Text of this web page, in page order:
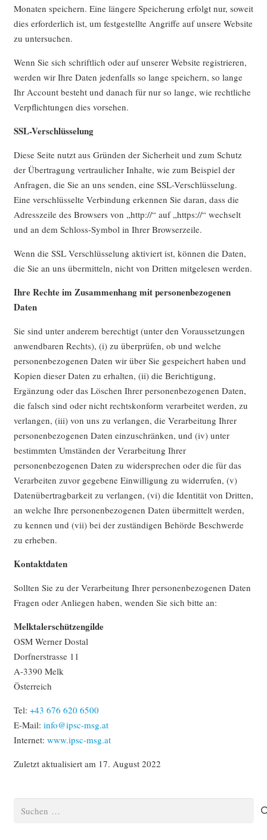
Monaten speichern. Eine längere Speicherung erfolgt nur, soweit
dies erforderlich ist, um festgestellte Angriffe auf unsere Website
zu untersuchen.
Wenn Sie sich schriftlich oder auf unserer Website registrieren,
werden wir Ihre Daten jedenfalls so lange speichern, so lange
Ihr Account besteht und danach für nur so lange, wie rechtliche
Verpflichtungen dies vorsehen.
SSL-Verschlüsselung
Diese Seite nutzt aus Gründen der Sicherheit und zum Schutz
der Übertragung vertraulicher Inhalte, wie zum Beispiel der
Anfragen, die Sie an uns senden, eine SSL-Verschlüsselung.
Eine verschlüsselte Verbindung erkennen Sie daran, dass die
Adresszeile des Browsers von „http://“ auf „https://“ wechselt
und an dem Schloss-Symbol in Ihrer Browserzeile.
Wenn die SSL Verschlüsselung aktiviert ist, können die Daten,
die Sie an uns übermitteln, nicht von Dritten mitgelesen werden.
Ihre Rechte im Zusammenhang mit personenbezogenen
Daten
Sie sind unter anderem berechtigt (unter den Voraussetzungen
anwendbaren Rechts), (i) zu überprüfen, ob und welche
personenbezogenen Daten wir über Sie gespeichert haben und
Kopien dieser Daten zu erhalten, (ii) die Berichtigung,
Ergänzung oder das Löschen Ihrer personenbezogenen Daten,
die falsch sind oder nicht rechtskonform verarbeitet werden, zu
verlangen, (iii) von uns zu verlangen, die Verarbeitung Ihrer
personenbezogenen Daten einzuschränken, und (iv) unter
bestimmten Umständen der Verarbeitung Ihrer
personenbezogenen Daten zu widersprechen oder die für das
Verarbeiten zuvor gegebene Einwilligung zu widerrufen, (v)
Datenübertragbarkeit zu verlangen, (vi) die Identität von Dritten,
an welche Ihre personenbezogenen Daten übermittelt werden,
zu kennen und (vii) bei der zuständigen Behörde Beschwerde
zu erheben.
Kontaktdaten
Sollten Sie zu der Verarbeitung Ihrer personenbezogenen Daten
Fragen oder Anliegen haben, wenden Sie sich bitte an:
Melktalerschützengilde
OSM Werner Dostal
Dorfnerstrasse 11
A-3390 Melk
Österreich
Tel: +43 676 620 6500
E-Mail: info@ipsc-msg.at
Internet: www.ipsc-msg.at
Zuletzt aktualisiert am 17. August 2022